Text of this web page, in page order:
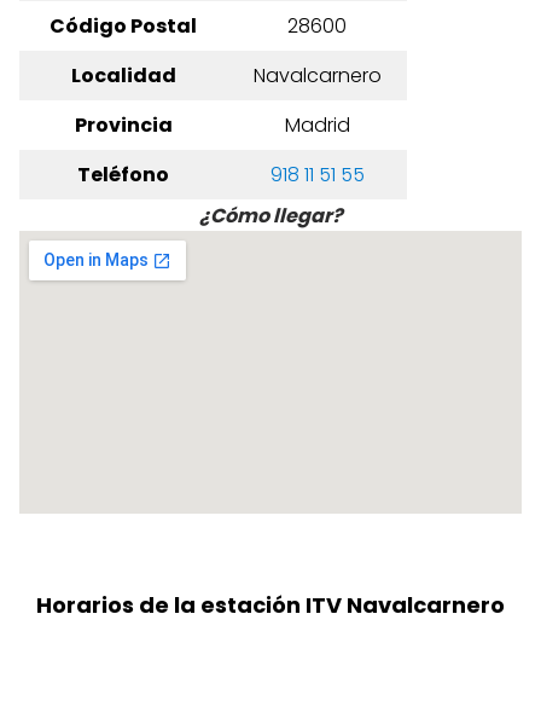
Código Postal
28600
Localidad
Navalcarnero
Provincia
Madrid
Teléfono
918 11 51 55
¿Cómo llegar?
Horarios de la estación ITV Navalcarnero